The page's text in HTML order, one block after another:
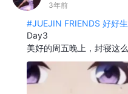
3年前
#JUEJIN FRIENDS 好好
Day3
美好的周五晚上，封寝这